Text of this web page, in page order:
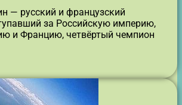
— русский и французский
за Российскую империю,
и Францию, четвёртый чемпион